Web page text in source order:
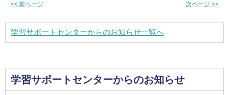
<< 前ページ 次ページ >>
学習サポートセンターからのお知らせ一覧へ
学習サポートセンターからのお知らせ